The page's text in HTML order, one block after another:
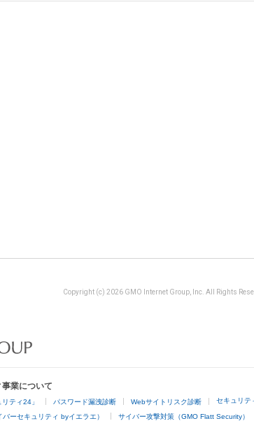
Copyright (c) 2026 GMO Internet Group, Inc. All Rights
業について
ティ24」 パスワード漏洩診断 Webサイトリスク診断 セキュリテ
ーセキュリティ byイエラエ） サイバー攻撃対策（GMO Flatt Security）